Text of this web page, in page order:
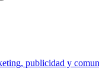
publicidad y